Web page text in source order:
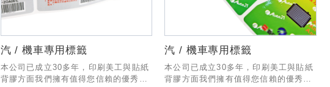
汽 / 機車專用標籤
本公司已成立30多年，印刷美工與貼紙
背膠方面我們擁有值得您信賴的優秀經
汽 / 機車專用標籤
本公司已成立30多年，印刷美工與貼紙
背膠方面我們擁有值得您信賴的優秀經